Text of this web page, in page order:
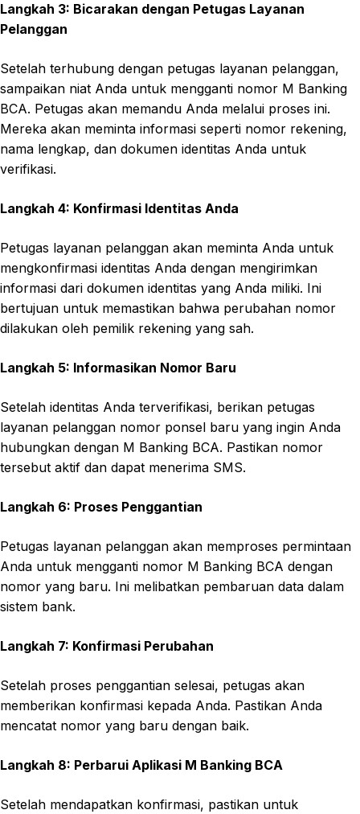
Langkah 3: Bicarakan dengan Petugas Layanan
Pelanggan
Setelah terhubung dengan petugas layanan pelanggan,
sampaikan niat Anda untuk mengganti nomor M Banking
BCA. Petugas akan memandu Anda melalui proses ini.
Mereka akan meminta informasi seperti nomor rekening,
nama lengkap, dan dokumen identitas Anda untuk
verifikasi.
Langkah 4: Konfirmasi Identitas Anda
Petugas layanan pelanggan akan meminta Anda untuk
mengkonfirmasi identitas Anda dengan mengirimkan
informasi dari dokumen identitas yang Anda miliki. Ini
bertujuan untuk memastikan bahwa perubahan nomor
dilakukan oleh pemilik rekening yang sah.
Langkah 5: Informasikan Nomor Baru
Setelah identitas Anda terverifikasi, berikan petugas
layanan pelanggan nomor ponsel baru yang ingin Anda
hubungkan dengan M Banking BCA. Pastikan nomor
tersebut aktif dan dapat menerima SMS.
Langkah 6: Proses Penggantian
Petugas layanan pelanggan akan memproses permintaan
Anda untuk mengganti nomor M Banking BCA dengan
nomor yang baru. Ini melibatkan pembaruan data dalam
sistem bank.
Langkah 7: Konfirmasi Perubahan
Setelah proses penggantian selesai, petugas akan
memberikan konfirmasi kepada Anda. Pastikan Anda
mencatat nomor yang baru dengan baik.
Langkah 8: Perbarui Aplikasi M Banking BCA
Setelah mendapatkan konfirmasi, pastikan untuk